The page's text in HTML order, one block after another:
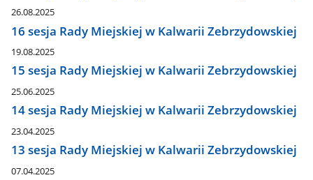
26.08.2025
16 sesja Rady Miejskiej w Kalwarii Zebrzydowskiej
19.08.2025
15 sesja Rady Miejskiej w Kalwarii Zebrzydowskiej
25.06.2025
14 sesja Rady Miejskiej w Kalwarii Zebrzydowskiej
23.04.2025
13 sesja Rady Miejskiej w Kalwarii Zebrzydowskiej
07.04.2025